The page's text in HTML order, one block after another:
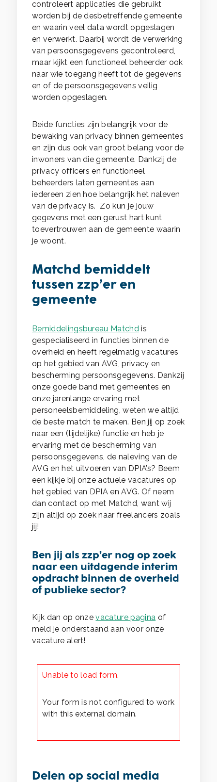
controleert applicaties die gebruikt
worden bij de desbetreffende gemeente
en waarin veel data wordt opgeslagen
en verwerkt. Daarbij wordt de verwerking
van persoonsgegevens gecontroleerd,
maar kijkt een functioneel beheerder ook
naar wie toegang heeft tot de gegevens
en of de persoonsgegevens veilig
worden opgeslagen.
Beide functies zijn belangrijk voor de
bewaking van privacy binnen gemeentes
en zijn dus ook van groot belang voor de
inwoners van die gemeente. Dankzij de
privacy officers en functioneel
beheerders laten gemeentes aan
iedereen zien hoe belangrijk het naleven
van de privacy is. Zo kun je jouw
gegevens met een gerust hart kunt
toevertrouwen aan de gemeente waarin
je woont.
Matchd bemiddelt
tussen zzp’er en
gemeente
Bemiddelingsbureau Matchd is
gespecialiseerd in functies binnen de
overheid en heeft regelmatig vacatures
op het gebied van AVG, privacy en
bescherming persoonsgegevens. Dankzij
onze goede band met gemeentes en
onze jarenlange ervaring met
personeelsbemiddeling, weten we altijd
de beste match te maken. Ben jij op zoek
naar een (tijdelijke) functie en heb je
ervaring met de bescherming van
persoonsgegevens, de naleving van de
AVG en het uitvoeren van DPIA’s? Beem
een kijkje bij onze actuele vacatures op
het gebied van DPIA en AVG. Of neem
dan contact op met Matchd, want wij
zijn altijd op zoek naar freelancers zoals
jij!
Ben jij als zzp’er nog op zoek
naar een uitdagende interim
opdracht binnen de overheid
of publieke sector?
Kijk dan op onzevacature pagina of
meld je onderstaand aan voor onze
vacature alert!
Unable to load form.
Your form is not configured to work
with this external domain.
Delen op social media